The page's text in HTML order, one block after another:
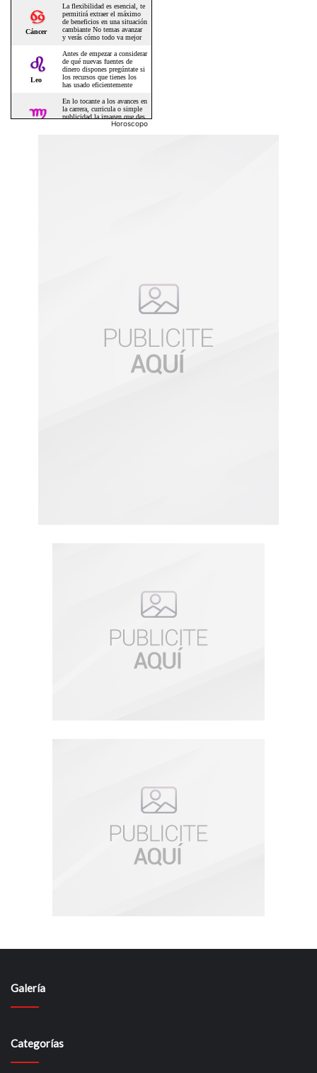
Horoscopo
Galería
Categorías